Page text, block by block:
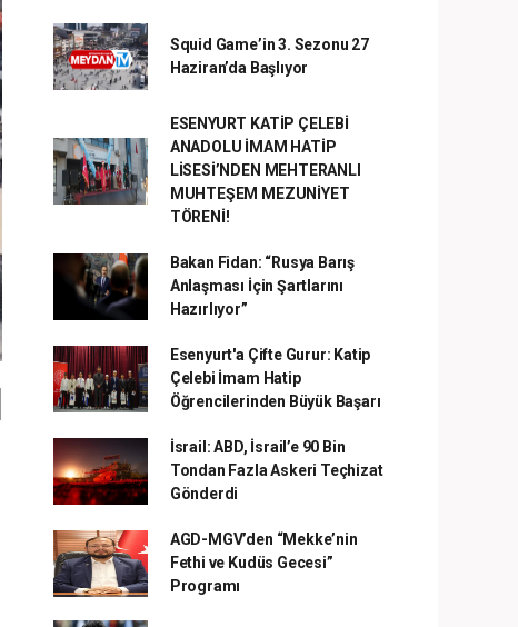
Squid Game’in 3. Sezonu 27
Haziran’da Başlıyor
ESENYURT KATİP ÇELEBİ
ANADOLU İMAM HATİP
LİSESİ’NDEN MEHTERANLI
MUHTEŞEM MEZUNİYET
TÖRENİ!
Bakan Fidan: “Rusya Barış
Anlaşması İçin Şartlarını
Hazırlıyor”
Esenyurt'a Çifte Gurur: Katip
Çelebi İmam Hatip
Öğrencilerinden Büyük Başarı
İsrail: ABD, İsrail’e 90 Bin
Tondan Fazla Askeri Teçhizat
Gönderdi
AGD-MGV’den “Mekke’nin
Fethi ve Kudüs Gecesi”
Programı